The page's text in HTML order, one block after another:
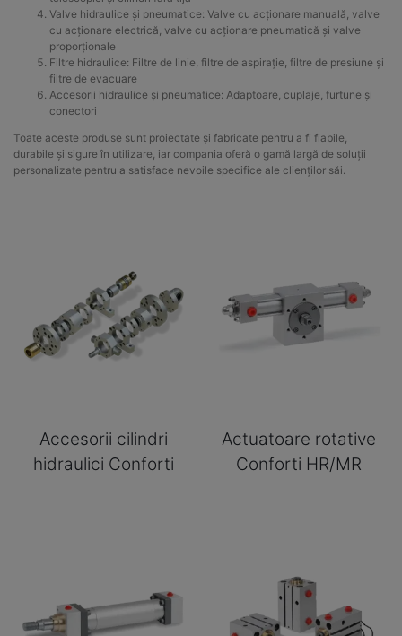
Valve hidraulice și pneumatice: Valve cu acționare manuală, valve
cu acționare electrică, valve cu acționare pneumatică și valve
proporționale
Filtre hidraulice: Filtre de linie, filtre de aspirație, filtre de presiune și
filtre de evacuare
Accesorii hidraulice și pneumatice: Adaptoare, cuplaje, furtune și
conectori
Toate aceste produse sunt proiectate și fabricate pentru a fi fiabile,
durabile și sigure în utilizare, iar compania oferă o gamă largă de soluții
personalizate pentru a satisface nevoile specifice ale clienților săi.
Accesorii cilindri
hidraulici Conforti
Actuatoare rotative
Conforti HR/MR